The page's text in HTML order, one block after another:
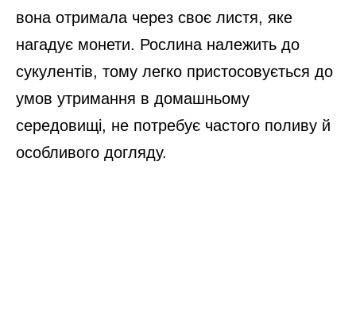
вона отримала через своє листя, яке
нагадує монети. Рослина належить до
сукулентів, тому легко пристосовується до
умов утримання в домашньому
середовищі, не потребує частого поливу й
особливого догляду.